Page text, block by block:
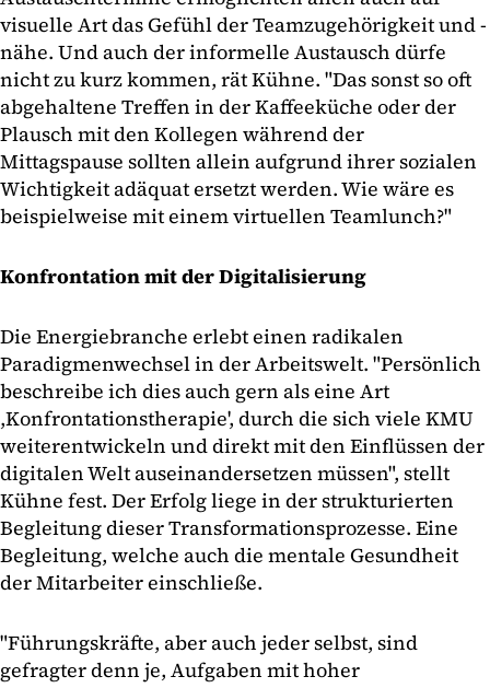
visuelle Art das Gefühl der Teamzugehörigkeit und -
nähe. Und auch der informelle Austausch dürfe
nicht zu kurz kommen, rät Kühne. "Das sonst so oft
abgehaltene Treffen in der Kaffeeküche oder der
Plausch mit den Kollegen während der
Mittagspause sollten allein aufgrund ihrer sozialen
Wichtigkeit adäquat ersetzt werden. Wie wäre es
beispielweise mit einem virtuellen Teamlunch?"
Konfrontation mit der Digitalisierung
Die Energiebranche erlebt einen radikalen
Paradigmenwechsel in der Arbeitswelt. "Persönlich
beschreibe ich dies auch gern als eine Art
,Konfrontationstherapie', durch die sich viele KMU
weiterentwickeln und direkt mit den Einflüssen der
digitalen Welt auseinandersetzen müssen", stellt
Kühne fest. Der Erfolg liege in der strukturierten
Begleitung dieser Transformationsprozesse. Eine
Begleitung, welche auch die mentale Gesundheit
der Mitarbeiter einschließe.
"Führungskräfte, aber auch jeder selbst, sind
gefragter denn je, Aufgaben mit hoher